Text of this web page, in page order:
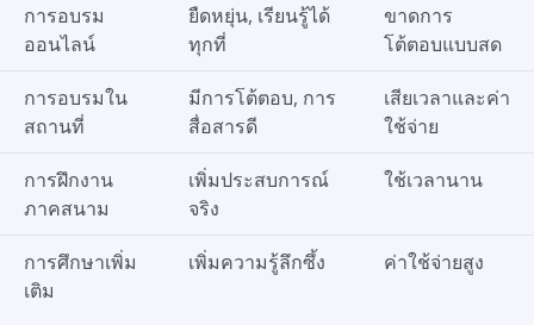
การอบรม
ออนไลน์
ยืดหยุ่น, เรียนรู้ได้
ทุกที่
ขาดการ
โต้ตอบแบบสด
การอบรมใน
สถานที่
มีการโต้ตอบ, การ
สื่อสารดี
เสียเวลาและค่า
ใช้จ่าย
การฝึกงาน
ภาคสนาม
เพิ่มประสบการณ์
จริง
ใช้เวลานาน
การศึกษาเพิ่ม
เติม
เพิ่มความรู้ลึกซึ้ง ค่าใช้จ่ายสูง